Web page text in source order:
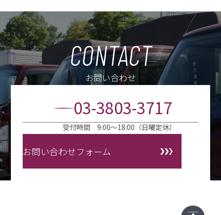
CONTACT
お問い合わせ
03-3803-3717
受付時間 9:00〜18:00（日曜定休）
お問い合わせフォーム